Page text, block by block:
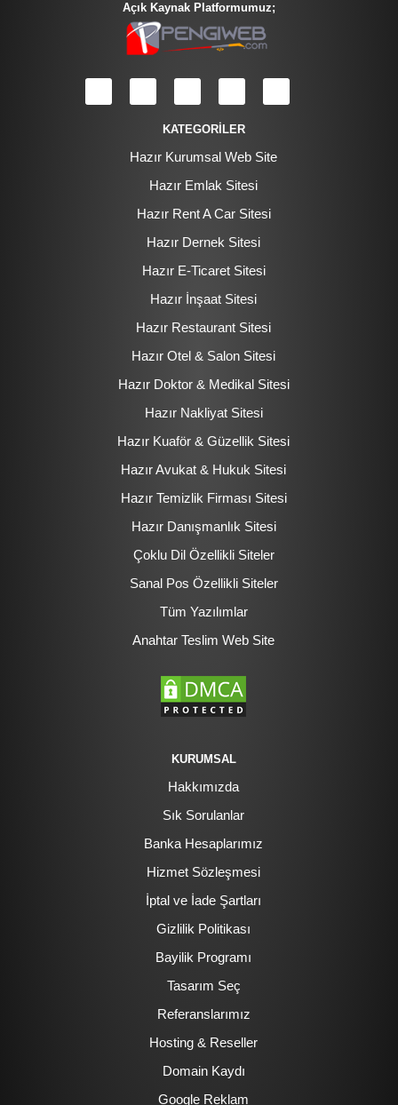
Açık Kaynak Platformumuz;
KATEGORİLER
Hazır Kurumsal Web Site
Hazır Emlak Sitesi
Hazır Rent A Car Sitesi
Hazır Dernek Sitesi
Hazır E-Ticaret Sitesi
Hazır İnşaat Sitesi
Hazır Restaurant Sitesi
Hazır Otel & Salon Sitesi
Hazır Doktor & Medikal Sitesi
Hazır Nakliyat Sitesi
Hazır Kuaför & Güzellik Sitesi
Hazır Avukat & Hukuk Sitesi
Hazır Temizlik Firması Sitesi
Hazır Danışmanlık Sitesi
Çoklu Dil Özellikli Siteler
Sanal Pos Özellikli Siteler
Tüm Yazılımlar
Anahtar Teslim Web Site
KURUMSAL
Hakkımızda
Sık Sorulanlar
Banka Hesaplarımız
Hizmet Sözleşmesi
İptal ve İade Şartları
Gizlilik Politikası
Bayilik Programı
Tasarım Seç
Referanslarımız
Hosting & Reseller
Domain Kaydı
Google Reklam